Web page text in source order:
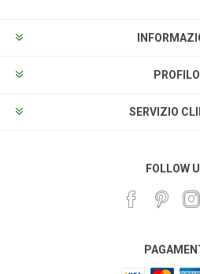
PROFILO
SERVIZIO
FOLLOW